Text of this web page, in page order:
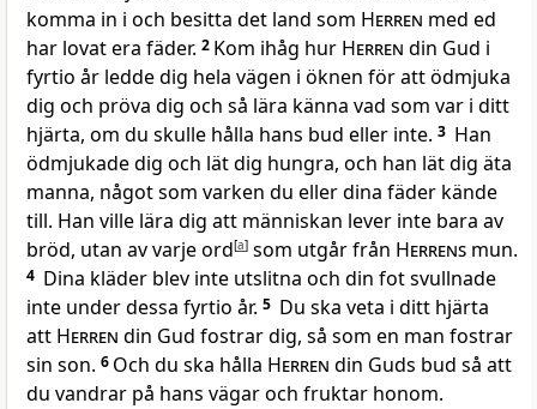
komma in i och besitta det land som Herren med ed
har lovat era fäder. 2 Kom ihåg hur Herren din Gud i
fyrtio år ledde dig hela vägen i öknen för att ödmjuka
dig och pröva dig och så lära känna vad som var i ditt
hjärta, om du skulle hålla hans bud eller inte. 3 Han
ödmjukade dig och lät dig hungra, och han lät dig äta
manna, något som varken du eller dina fäder kände
till. Han ville lära dig att människan lever inte bara av
bröd, utan av varje ord[a] som utgår från Herrens mun.
4 Dina kläder blev inte utslitna och din fot svullnade
inte under dessa fyrtio år. 5 Du ska veta i ditt hjärta
att Herren din Gud fostrar dig, så som en man fostrar
sin son. 6 Och du ska hålla Herren din Guds bud så att
du vandrar på hans vägar och fruktar honom.